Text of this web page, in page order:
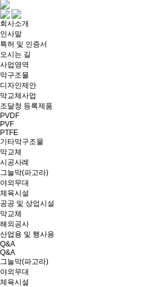
회사소개
인사말
특허 및 인증서
오시는 길
사업영역
막구조물
디자인제안
막교체사업
조달청 등록제품
PVDF
PVF
PTFE
기타막구조물
막교체
시공사례
그늘막(파고라)
야외무대
체육시설
공공 및 상업시설
막교체
해외공사
산업용 및 행사용
Q&A
Q&A
그늘막(파고라)
야외무대
체육시설